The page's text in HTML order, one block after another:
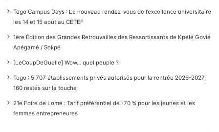
Togo Campus Days : Le nouveau rendez-vous de l’excellence universitaire
les 14 et 15 août au CETEF
1ère Édition des Grandes Retrouvailles des Ressortissants de Kpélé Govié
Apégamé / Sokpé
[LeCoupDeGuelle] Wow… quel peuple ?
Togo : 5 707 établissements privés autorisés pour la rentrée 2026-2027,
160 restés sur la touche
21e Foire de Lomé : Tarif préférentiel de -70 % pour les jeunes et les
femmes entrepreneures